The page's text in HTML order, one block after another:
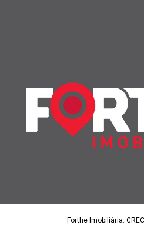
Forthe Imobiliária.